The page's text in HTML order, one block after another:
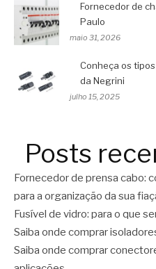
Fornecedor de
Paulo
maio 31, 2026
Conheça os
da Negrini
julho 15, 2025
Posts
Fornecedor de prensa cabo:
para a organização da sua
Fusível de vidro: para o que
Saiba onde comprar
Saiba onde comprar